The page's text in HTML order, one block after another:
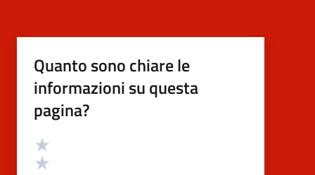
Quanto sono chiare le
informazioni su questa
pagina?
Valutazione